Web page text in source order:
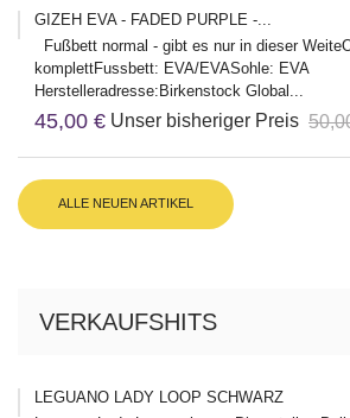
GIZEH EVA - FADED PURPLE -...
Fußbett normal - gibt es nur in dieser
komplettFussbett: EVA/EVASohle: EVA
Herstelleradresse:Birkenstock Global...
45,00 € Unser bisheriger Preis
ALLE NEUEN ARTIKEL
VERKAUFSHITS
LEGUANO LADY LOOP SCHWARZ